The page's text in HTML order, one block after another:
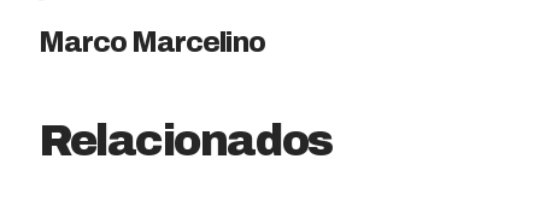
Marco Marcelino
Relacionados